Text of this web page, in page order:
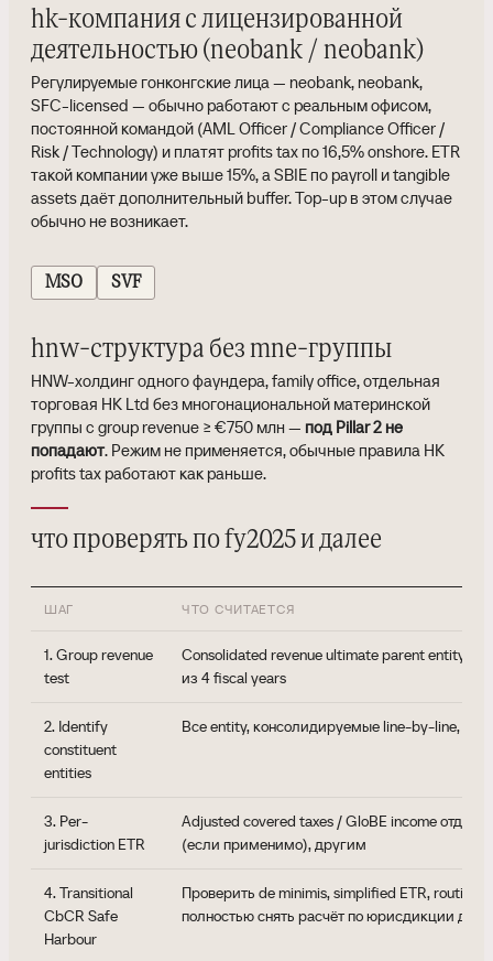
hk-компания с лицензированной
деятельностью (neobank / neobank)
Регулируемые гонконгские лица — neobank, neobank,
SFC-licensed — обычно работают с реальным офисом,
постоянной командой (AML Officer / Compliance Officer /
Risk / Technology) и платят profits tax по 16,5% onshore. ETR
такой компании уже выше 15%, а SBIE по payroll и tangible
assets даёт дополнительный buffer. Top-up в этом случае
обычно не возникает.
MSO SVF
hnw-структура без mne-группы
HNW-холдинг одного фаундера, family office, отдельная
торговая HK Ltd без многонациональной материнской
группы с group revenue ≥ €750 млн — под Pillar 2 не
попадают. Режим не применяется, обычные правила HK
profits tax работают как раньше.
что проверять по fy2025 и далее
ШАГ ЧТО СЧИТАЕТСЯ
1. Group revenue
test
Consolidated revenue ultimate parent entity ≥
из 4 fiscal years
2. Identify
constituent
entities
Все entity, консолидируемые line-by-line,
3. Per-
jurisdiction ETR
Adjusted covered taxes / GloBE income
(если применимо), другим
4. Transitional
CbCR Safe
Harbour
Проверить de minimis, simplified ETR, routine
полностью снять расчёт по юрисдикции до